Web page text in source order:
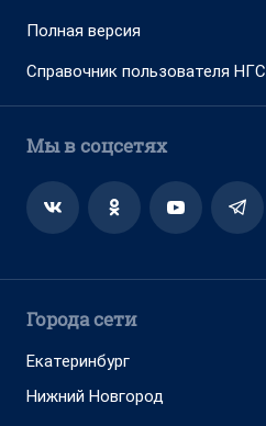
Полная версия
Справочник пользователя НГС
Мы в соцсетях
Города сети
Екатеринбург
Нижний Новгород